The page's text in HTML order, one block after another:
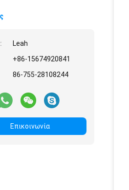
Leah
+86-15674920841
86-755-28108244
Επικοινωνία